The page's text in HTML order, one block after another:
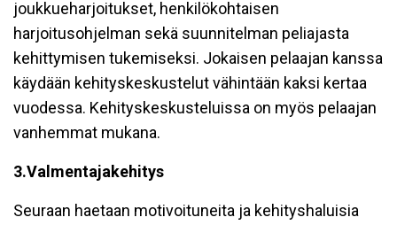
joukkueharjoitukset, henkilökohtaisen
harjoitusohjelman sekä suunnitelman peliajasta
kehittymisen tukemiseksi. Jokaisen pelaajan kanssa
käydään kehityskeskustelut vähintään kaksi kertaa
vuodessa. Kehityskeskusteluissa on myös pelaajan
vanhemmat mukana.
3.Valmentajakehitys
Seuraan haetaan motivoituneita ja kehityshaluisia